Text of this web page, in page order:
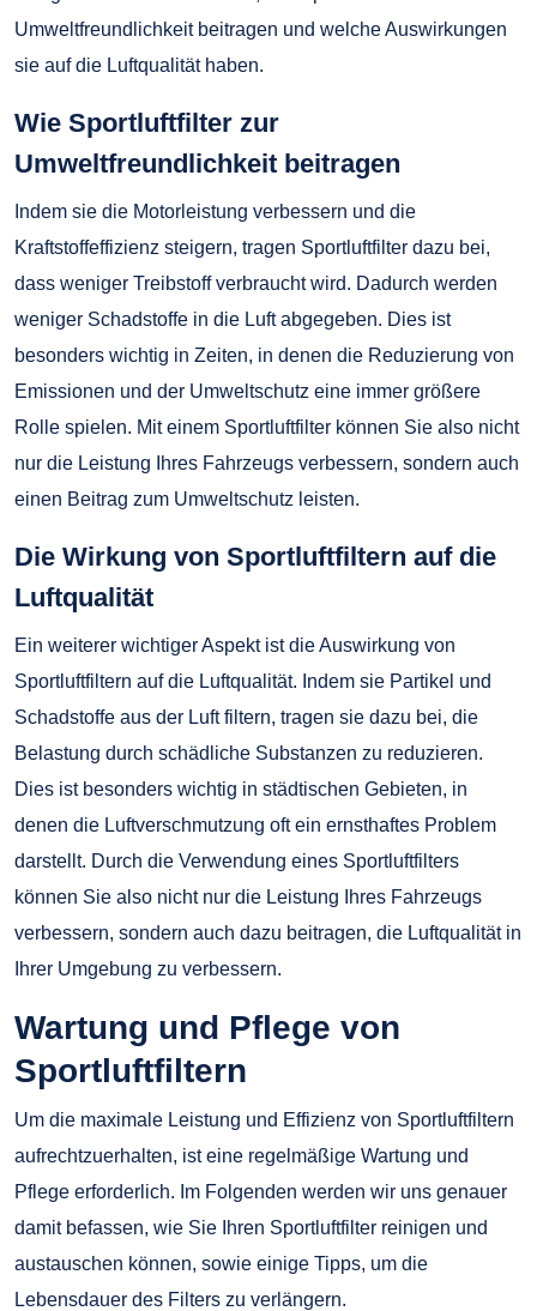
Umweltfreundlichkeit beitragen und welche Auswirkungen
sie auf die Luftqualität haben.
Wie Sportluftfilter zur
Umweltfreundlichkeit beitragen
Indem sie die Motorleistung verbessern und die
Kraftstoffeffizienz steigern, tragen Sportluftfilter dazu bei,
dass weniger Treibstoff verbraucht wird. Dadurch werden
weniger Schadstoffe in die Luft abgegeben. Dies ist
besonders wichtig in Zeiten, in denen die Reduzierung von
Emissionen und der Umweltschutz eine immer größere
Rolle spielen. Mit einem Sportluftfilter können Sie also nicht
nur die Leistung Ihres Fahrzeugs verbessern, sondern auch
einen Beitrag zum Umweltschutz leisten.
Die Wirkung von Sportluftfiltern auf die
Luftqualität
Ein weiterer wichtiger Aspekt ist die Auswirkung von
Sportluftfiltern auf die Luftqualität. Indem sie Partikel und
Schadstoffe aus der Luft filtern, tragen sie dazu bei, die
Belastung durch schädliche Substanzen zu reduzieren.
Dies ist besonders wichtig in städtischen Gebieten, in
denen die Luftverschmutzung oft ein ernsthaftes Problem
darstellt. Durch die Verwendung eines Sportluftfilters
können Sie also nicht nur die Leistung Ihres Fahrzeugs
verbessern, sondern auch dazu beitragen, die Luftqualität in
Ihrer Umgebung zu verbessern.
Wartung und Pflege von
Sportluftfiltern
Um die maximale Leistung und Effizienz von Sportluftfiltern
aufrechtzuerhalten, ist eine regelmäßige Wartung und
Pflege erforderlich. Im Folgenden werden wir uns genauer
damit befassen, wie Sie Ihren Sportluftfilter reinigen und
austauschen können, sowie einige Tipps, um die
Lebensdauer des Filters zu verlängern.